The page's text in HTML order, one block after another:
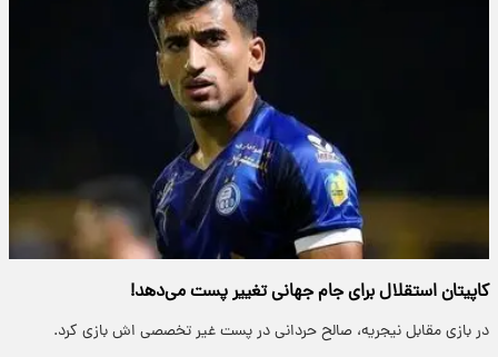
کاپیتان استقلال برای جام جهانی تغییر پست می‌دهد!
در بازی مقابل نیجریه، صالح حردانی در پست غیر تخصصی اش بازی کرد.